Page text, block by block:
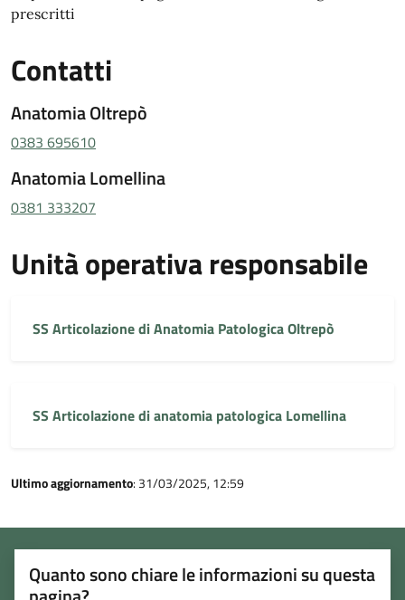
prescritti
Contatti
Anatomia Oltrepò
0383 695610
Anatomia Lomellina
0381 333207
Unità operativa responsabile
SS Articolazione di Anatomia Patologica Oltrepò
SS Articolazione di anatomia patologica Lomellina
Ultimo aggiornamento: 31/03/2025, 12:59
Quanto sono chiare le informazioni su questa